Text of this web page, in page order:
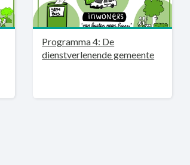
Programma 4: De
dienstverlenende gemeente